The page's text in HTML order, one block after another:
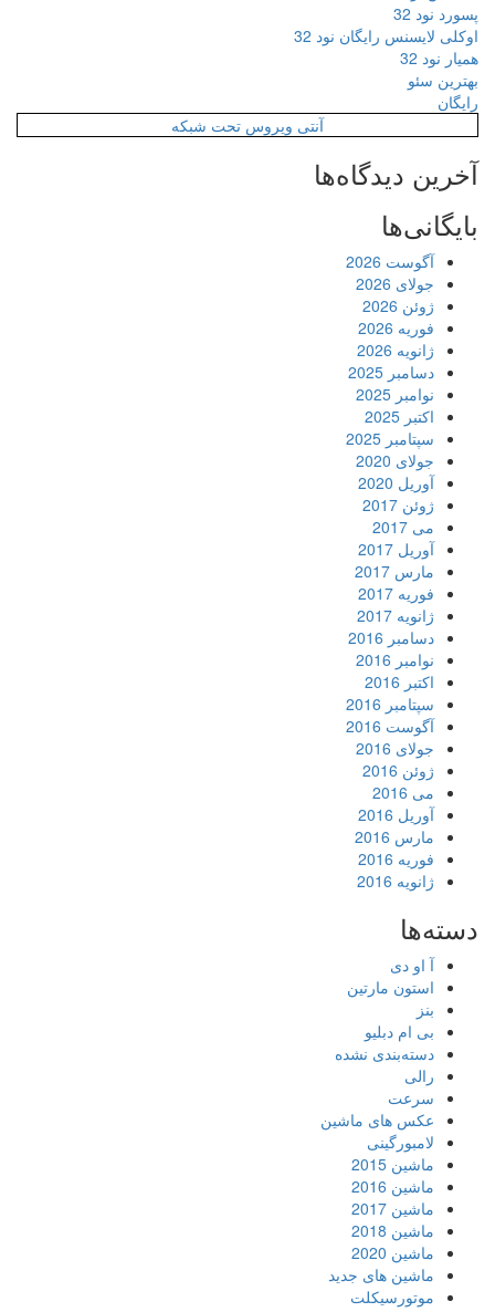
پسورد نود 32
اوکلی لایسنس رایگان نود 32
همیار نود 32
بهترین سئو
رایگان
آنتی ویروس تحت شبکه
آخرین دیدگاه‌ها
بایگانی‌ها
آگوست 2026
جولای 2026
ژوئن 2026
فوریه 2026
ژانویه 2026
دسامبر 2025
نوامبر 2025
اکتبر 2025
سپتامبر 2025
جولای 2020
آوریل 2020
ژوئن 2017
می 2017
آوریل 2017
مارس 2017
فوریه 2017
ژانویه 2017
دسامبر 2016
نوامبر 2016
اکتبر 2016
سپتامبر 2016
آگوست 2016
جولای 2016
ژوئن 2016
می 2016
آوریل 2016
مارس 2016
فوریه 2016
ژانویه 2016
دسته‌ها
آ او دی
استون مارتین
بنز
بی ام دبلیو
دسته‌بندی نشده
رالی
سرعت
عکس های ماشین
لامبورگینی
ماشین 2015
ماشین 2016
ماشین 2017
ماشین 2018
ماشین 2020
ماشین های جدید
موتورسیکلت